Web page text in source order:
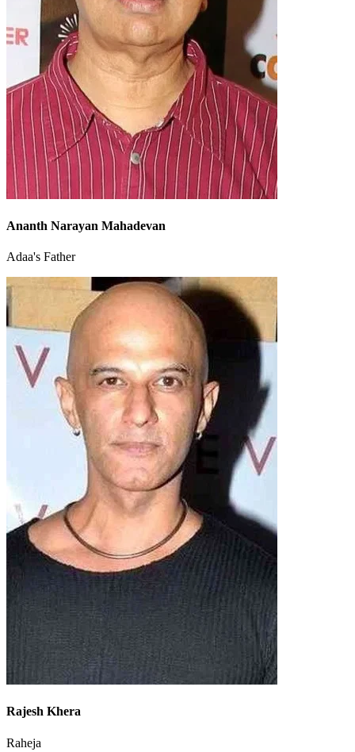
Ananth Narayan Mahadevan
Adaa's Father
Rajesh Khera
Raheja